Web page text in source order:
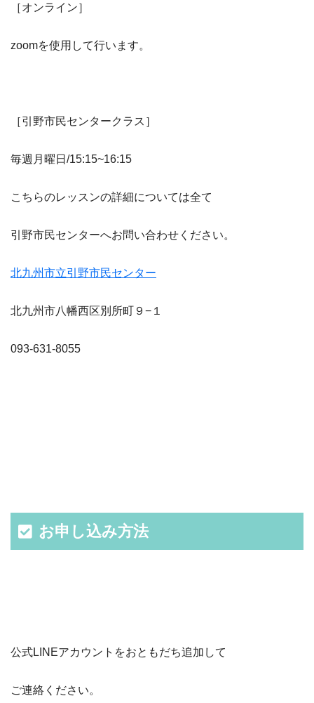
［オンライン］
zoomを使用して行います。
［引野市民センタークラス］
毎週月曜日/15:15~16:15
こちらのレッスンの詳細については全て
引野市民センターへお問い合わせください。
北九州市立引野市民センター
北九州市八幡西区別所町９−１
093-631-8055
お申し込み方法
公式LINEアカウントをおともだち追加して
ご連絡ください。